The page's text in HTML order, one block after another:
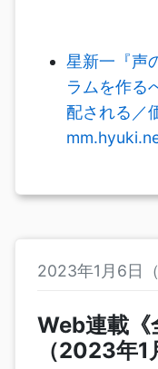
星新一『声
ラムを作る
配される／
2023年1月6日
Web連載《
（2023年1